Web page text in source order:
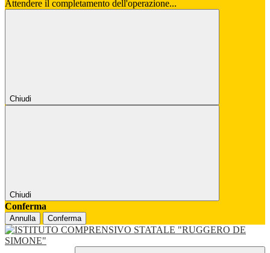
Attendere il completamento dell'operazione...
Chiudi
Chiudi
Conferma
Annulla Conferma